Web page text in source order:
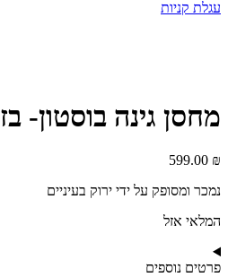
עגלת קניות
מחסן גינה בוסטון- בז
599.00 ₪
נמכר ומסופק על ידי ירוק בעיניים
המלאי אזל
פרטים נוספים